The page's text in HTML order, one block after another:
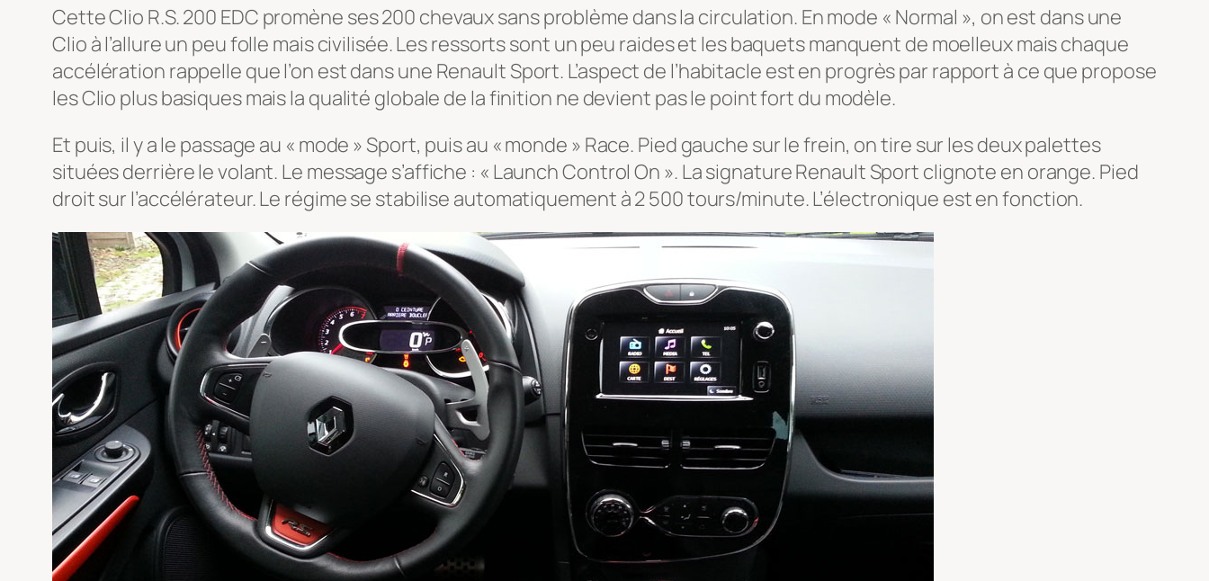
Cette Clio R.S. 200 EDC promène ses 200 chevaux sans problème dans la circulation. En mode « Normal », on est dans une
Clio à l’allure un peu folle mais civilisée. Les ressorts sont un peu raides et les baquets manquent de moelleux mais chaque
accélération rappelle que l’on est dans une Renault Sport. L’aspect de l’habitacle est en progrès par rapport à ce que propose
les Clio plus basiques mais la qualité globale de la finition ne devient pas le point fort du modèle.
Et puis, il y a le passage au « mode » Sport, puis au « monde » Race. Pied gauche sur le frein, on tire sur les deux palettes
situées derrière le volant. Le message s’affiche : « Launch Control On ». La signature Renault Sport clignote en orange. Pied
droit sur l’accélérateur. Le régime se stabilise automatiquement à 2 500 tours/minute. L’électronique est en fonction.